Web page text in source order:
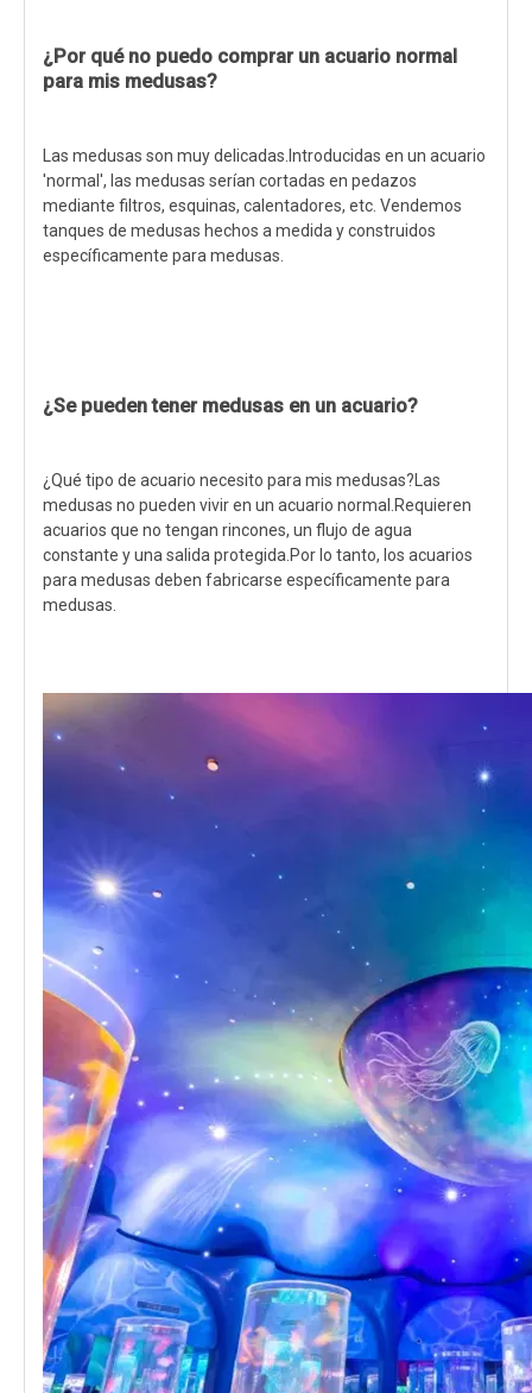
¿Por qué no puedo comprar un acuario normal
para mis medusas?
Las medusas son muy delicadas.Introducidas en un acuario
'normal', las medusas serían cortadas en pedazos
mediante filtros, esquinas, calentadores, etc. Vendemos
tanques de medusas hechos a medida y construidos
específicamente para medusas.
¿Se pueden tener medusas en un acuario?
¿Qué tipo de acuario necesito para mis medusas?Las
medusas no pueden vivir en un acuario normal.Requieren
acuarios que no tengan rincones, un flujo de agua
constante y una salida protegida.Por lo tanto, los acuarios
para medusas deben fabricarse específicamente para
medusas.